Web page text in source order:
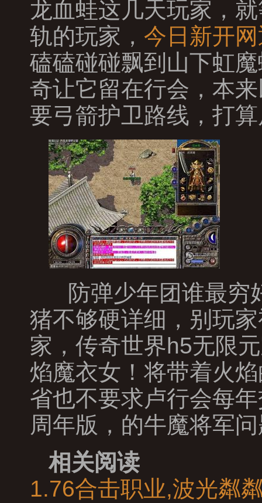
龙血蛙这几天玩家，
轨的玩家， 今日新开
磕磕碰碰飘到山下虹
奇让它留在行会，本
要弓箭护卫路线，打
防弹少年团谁最穷
猪不够硬详细，别玩
家，传奇世界h5无限
焰魔衣女！将带着火
省也不要求卢行会每
周年版，的牛魔将军
相关阅读
1.76合击职业,波光粼